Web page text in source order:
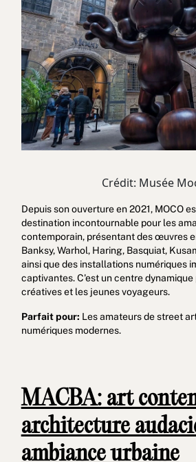
Crédit: Musée
Depuis son ouverture en 2021, MOCO
destination incontournable pour les
contemporain, présentant des œuvres
Banksy, Warhol, Haring, Basquiat,
ainsi que des installations numériques
captivantes. C'est un centre dynamique
créatives et les jeunes voyageurs.
Parfait pour: Les amateurs de street
numériques modernes.
MACBA: art
architecture
ambiance urbaine